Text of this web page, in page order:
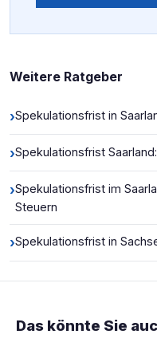
Weitere Ratgeber
›Spekulationsfrist in
›Spekulationsfrist
›Spekulationsfrist im
Steuern
›Spekulationsfrist in
Das könnte Sie